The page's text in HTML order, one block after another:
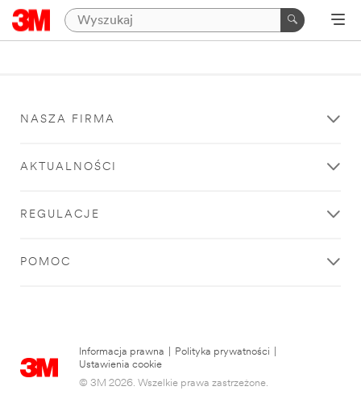
NASZA FIRMA
AKTUALNOŚCI
REGULACJE
POMOC
Informacja prawna Polityka prywatności
Ustawienia cookie
© 3M 2026. Wszelkie prawa zastrzeżone.